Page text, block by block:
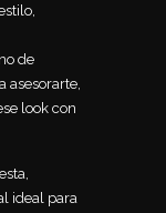
de
asesorarte,
look con
ideal para